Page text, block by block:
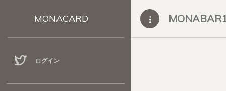
MONACARD
ログイン